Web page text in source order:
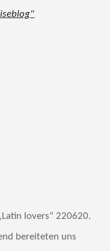
lovers“ 220620.
bereiteten uns